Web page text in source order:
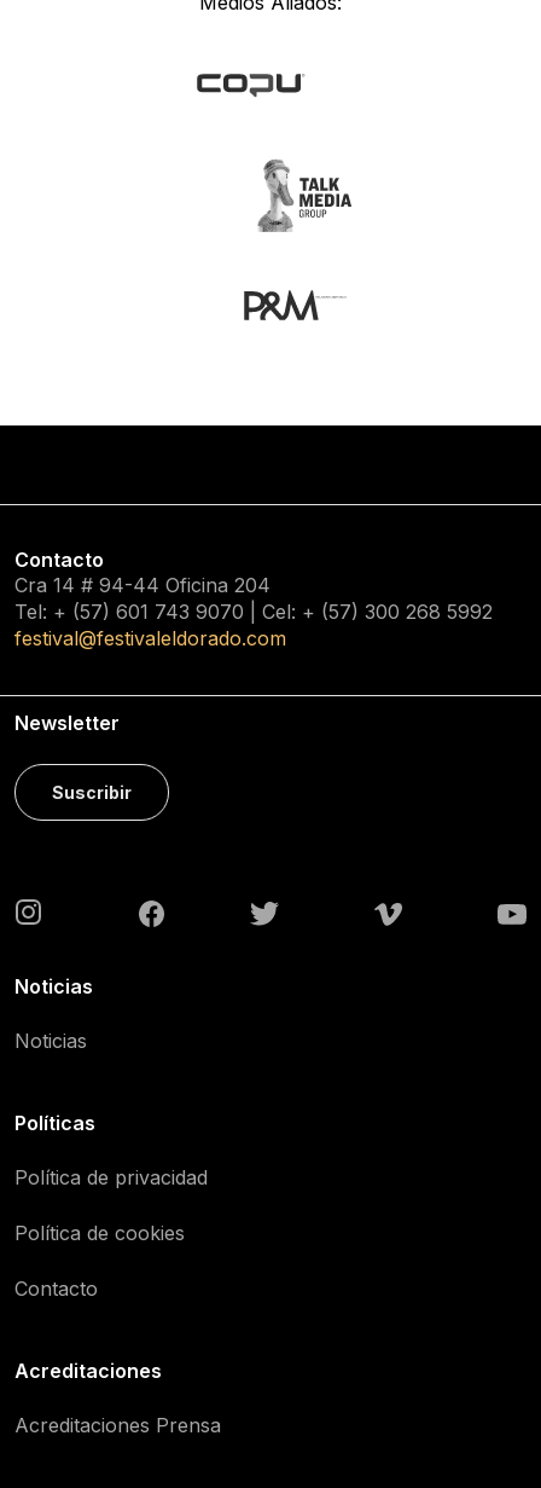
Contacto
Cra 14 # 94-44 Oficina 204
Tel: + (57) 601 743 9070 | Cel: + (57) 300 268 5992
festival@festivaleldorado.com
Newsletter
Suscribir
Noticias
Noticias
Políticas
Política de privacidad
Política de cookies
Contacto
Acreditaciones
Acreditaciones Prensa